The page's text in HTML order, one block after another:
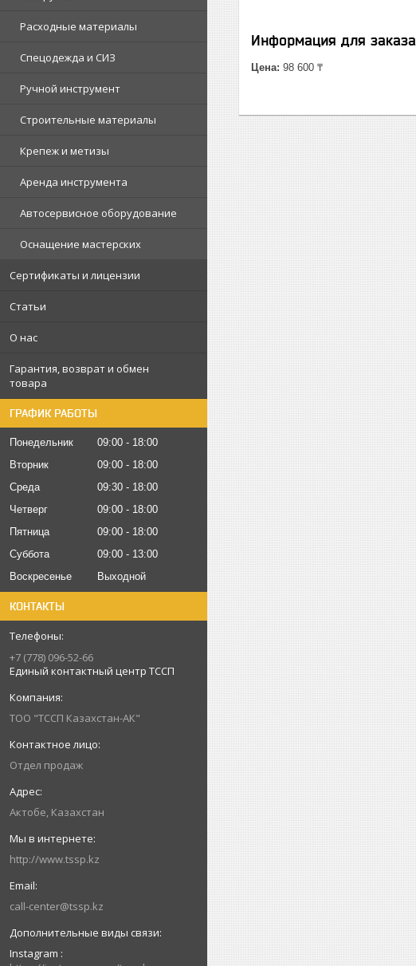
Расходные материалы
Спецодежда и СИЗ
Ручной инструмент
Строительные материалы
Крепеж и метизы
Аренда инструмента
Автосервисное оборудование
Оснащение мастерских
Сертификаты и лицензии
Статьи
О нас
Гарантия, возврат и обмен
товара
ГРАФИК РАБОТЫ
Понедельник 09:00
18:00
Вторник
09:00
18:00
Среда
09:30
18:00
Четверг
09:00
18:00
Пятница
09:00
18:00
Суббота
09:00
13:00
Воскресенье
Выходной
КОНТАКТЫ
+7 (778) 096-52-66
Единый контактный центр ТССП
ТОО "ТССП Казахстан-АК"
Отдел продаж
Актобе, Казахстан
http://www.tssp.kz
call-center@tssp.kz
Instagram
Информация для заказа
Цена: 98 600 ₸